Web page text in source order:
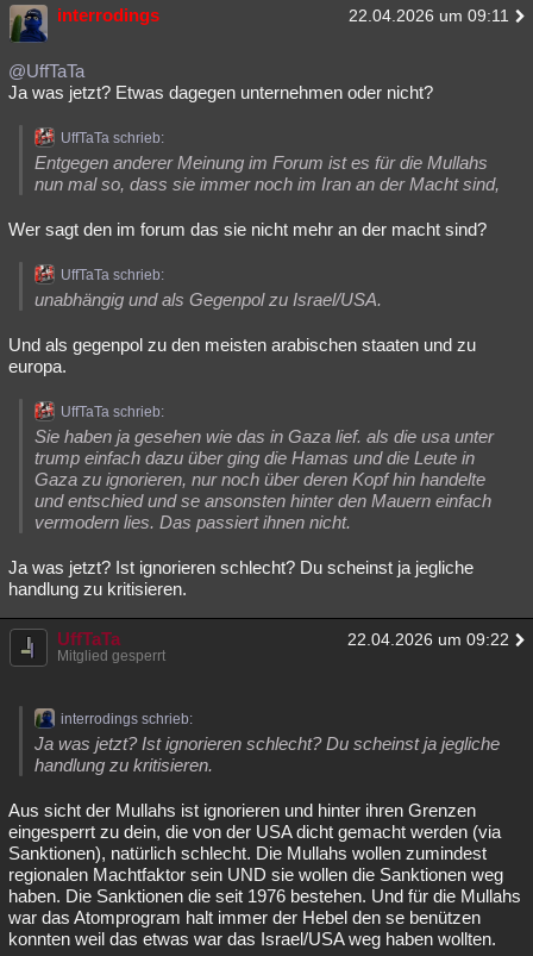
interrodings 22.04.2026 um 09:11
@UffTaTa
Ja was jetzt? Etwas dagegen unternehmen oder nicht?
UffTaTa schrieb:
Entgegen anderer Meinung im Forum ist es für die Mullahs
nun mal so, dass sie immer noch im Iran an der Macht sind,
Wer sagt den im forum das sie nicht mehr an der macht sind?
UffTaTa schrieb:
unabhängig und als Gegenpol zu Israel/USA.
Und als gegenpol zu den meisten arabischen staaten und zu
europa.
UffTaTa schrieb:
Sie haben ja gesehen wie das in Gaza lief. als die usa unter
trump einfach dazu über ging die Hamas und die Leute in
Gaza zu ignorieren, nur noch über deren Kopf hin handelte
und entschied und se ansonsten hinter den Mauern einfach
vermodern lies. Das passiert ihnen nicht.
Ja was jetzt? Ist ignorieren schlecht? Du scheinst ja jegliche
handlung zu kritisieren.
UffTaTa 22.04.2026 um 09:22
Mitglied gesperrt
interrodings schrieb:
Ja was jetzt? Ist ignorieren schlecht? Du scheinst ja jegliche
handlung zu kritisieren.
Aus sicht der Mullahs ist ignorieren und hinter ihren Grenzen
eingesperrt zu dein, die von der USA dicht gemacht werden (via
Sanktionen), natürlich schlecht. Die Mullahs wollen zumindest
regionalen Machtfaktor sein UND sie wollen die Sanktionen weg
haben. Die Sanktionen die seit 1976 bestehen. Und für die Mullahs
war das Atomprogram halt immer der Hebel den se benützen
konnten weil das etwas war das Israel/USA weg haben wollten.